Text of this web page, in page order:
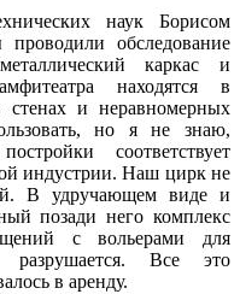
наук Борисом
обследование
каркас и
находятся в
и неравномерных
но я не знаю,
соответствует
индустрии. Наш цирк не
В удручающем виде и
позади него комплекс
с вольерами для
разрушается. Все это
в аренду.